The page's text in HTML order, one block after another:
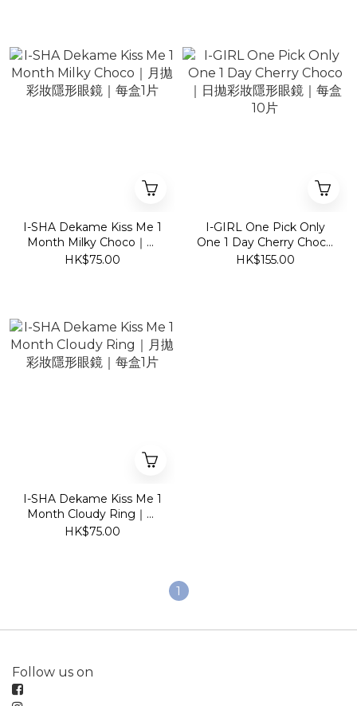
I-SHA Dekame Kiss Me 1
Month Milky Choco｜月
拋彩妝隱形眼鏡｜每盒1片
HK$75.00
I-GIRL One Pick Only
One 1 Day Cherry Choco
｜日拋彩妝隱形眼鏡｜每盒
HK$155.00
I-SHA Dekame Kiss Me 1
Month Cloudy Ring｜月
拋彩妝隱形眼鏡｜每盒1片
HK$75.00
1
Follow us on